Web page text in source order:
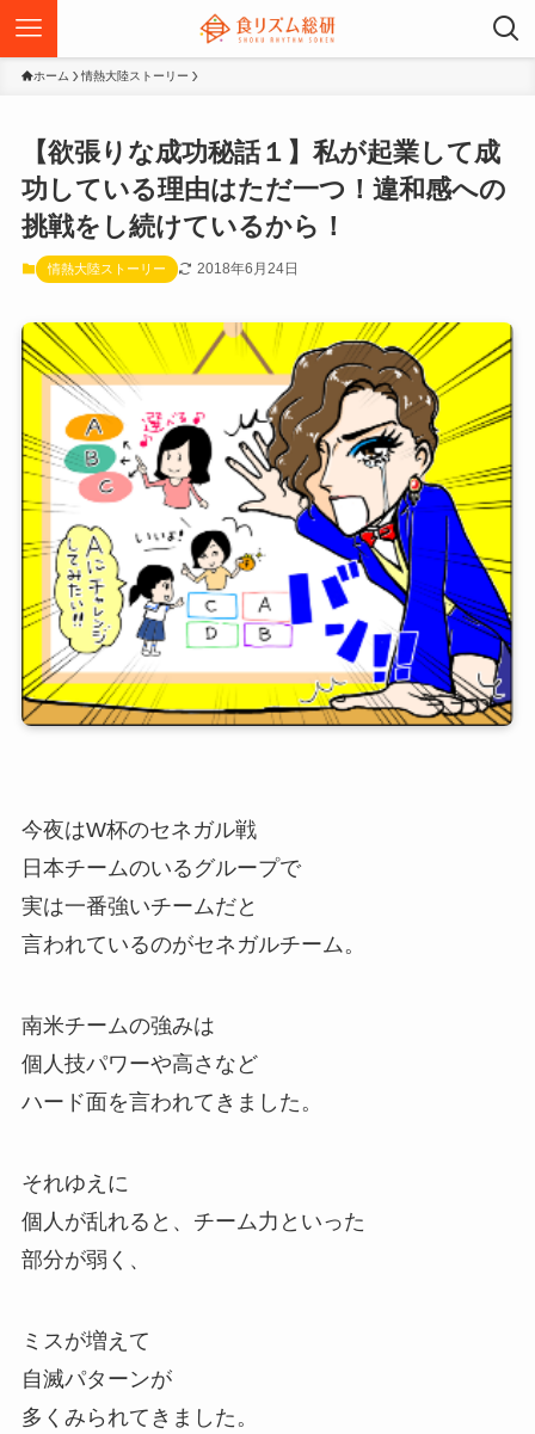
ホーム 情熱大陸ストーリー
【欲張りな成功秘話１】私が起業して成
功している理由はただ一つ！違和感への
挑戦をし続けているから！
情熱大陸ストーリー 2018年6月24日
今夜はW杯のセネガル戦
日本チームのいるグループで
実は一番強いチームだと
言われているのがセネガルチーム。
南米チームの強みは
個人技パワーや高さなど
ハード面を言われてきました。
それゆえに
個人が乱れると、チーム力といった
部分が弱く、
ミスが増えて
自滅パターンが
多くみられてきました。